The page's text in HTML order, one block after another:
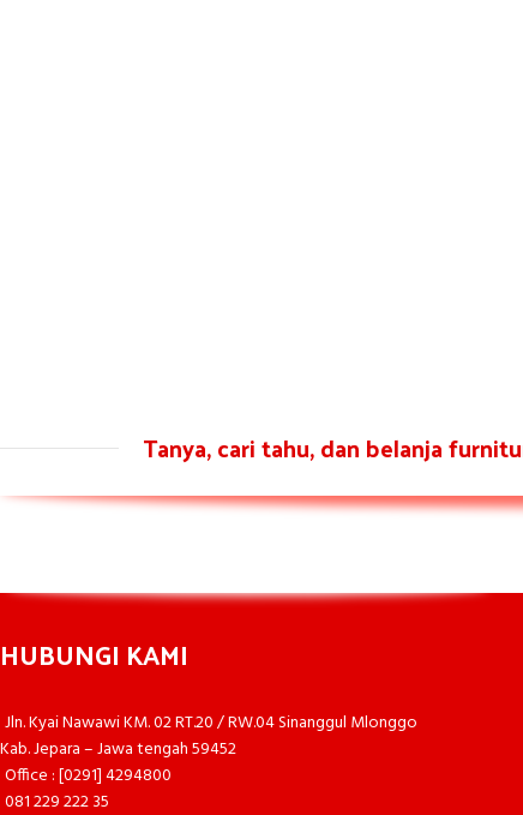
Tanya, cari tahu, dan belanja
HUBUNGI KAMI
Jln. Kyai Nawawi KM. 02 RT.20 / RW.04 Sinanggul Mlonggo
Kab. Jepara – Jawa tengah 59452
Office : [0291] 4294800
081 229 222 35